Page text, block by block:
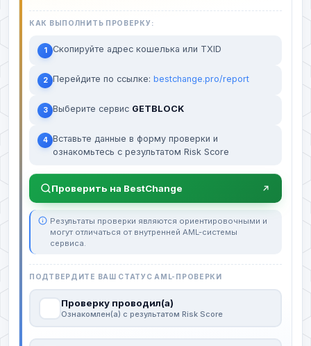
КАК ВЫПОЛНИТЬ ПРОВЕРКУ:
1 Скопируйте адрес кошелька или TXID
2 Перейдите по ссылке: bestchange.pro/report
3 Выберите сервис GETBLOCK
4 Вставьте данные в форму проверки и
ознакомьтесь с результатом Risk Score
Проверить на BestChange
Результаты проверки являются ориентировочными и
могут отличаться от внутренней AML-системы
сервиса.
ПОДТВЕРДИТЕ ВАШ СТАТУС AML-ПРОВЕРКИ
Проверку проводил(а)
Ознакомлен(а) с результатом Risk Score